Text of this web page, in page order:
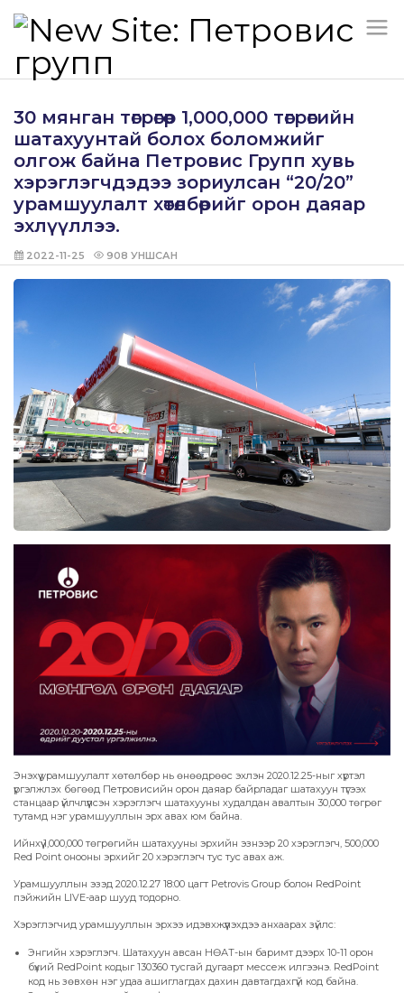
30 мянган төгрөгөөр 1,000,000 төгрөгийн
шатахуунтай болох боломжийг
олгож байна Петровис Групп хувь
хэрэглэгчдэдээ зориулсан “20/20”
урамшуулалт хөтөлбөрийг орон даяар
эхлүүллээ.
2022-11-25 908 УНШСАН
Энэхүү урамшуулалт хөтөлбөр нь өнөөдрөөс эхлэн 2020.12.25-ныг хүртэл
үргэлжлэх бөгөөд Петровисийн орон даяар байрладаг шатахуун түгээх
станцаар үйлчлүүлсэн хэрэглэгч шатахууны худалдан авалтын 30,000 төгрөг
тутамд нэг урамшууллын эрх авах юм байна.
Ийнхүү 1,000,000 төгрөгийн шатахууны эрхийн эзнээр 20 хэрэглэгч, 500,000
Red Point онооны эрхийг 20 хэрэглэгч тус тус авах аж.
Урамшууллын эзэд 2020.12.27 18:00 цагт Petrovis Group болон RedPoint
пэйжийн LIVE-аар шууд тодорно.
Хэрэглэгчид урамшууллын эрхээ идэвхжүүлэхдээ анхаарах зүйлс:
Энгийн хэрэглэгч. Шатахуун авсан НӨАТ-ын баримт дээрх 10-11 орон
бүхий RedPoint кодыг 130360 тусгай дугаарт мессеж илгээнэ. RedPoint
код нь зөвхөн нэг удаа ашиглагдах дахин давтагдахгүй код байна.